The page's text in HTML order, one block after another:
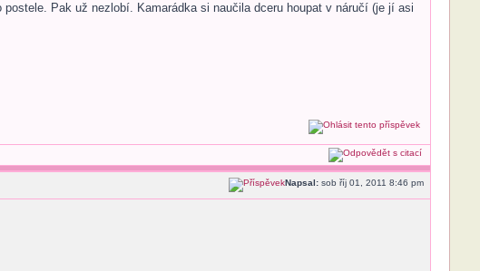
Pak už nezlobí. Kamarádka si naučila dceru houpat v náručí (je jí asi
Napsal:sob říj 01, 2011 8:46 pm